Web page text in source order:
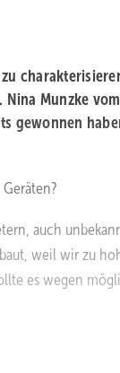
Nina Munzke vom
gewonnen
auch
weil wir zu
es wegen